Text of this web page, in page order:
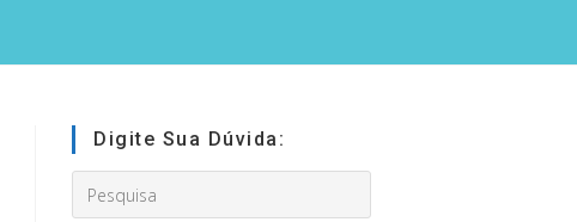
Digite Sua Dúvida:
this